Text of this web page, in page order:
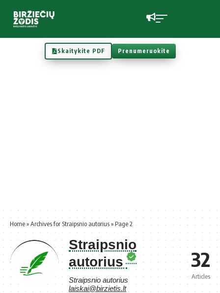
Skaitykite PDF Prenumeruokite
Home»Archives for Straipsnio autorius»Page 2
Straipsnio
autorius
Straipsnio autorius
laiskai@birzietis.lt
32
Articles